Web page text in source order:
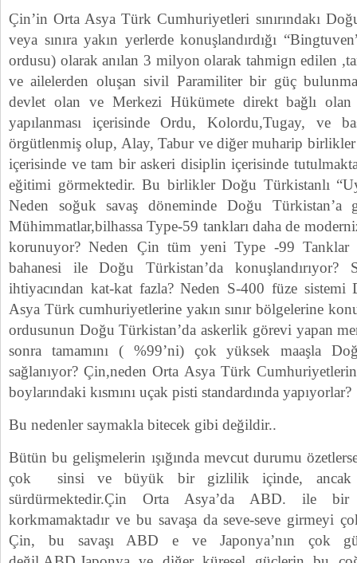
Çin’in Orta Asya Türk Cumhuriyetleri sınırındakı
veya sınıra yakın yerlerde konuşlandırdığı
ordusu) olarak anılan 3 milyon olarak tahmign edilen
ve ailelerden oluşan sivil Paramiliter bir güç
devlet olan ve Merkezi Hükümete direkt bağlı
yapılanması içerisinde Ordu, Kolordu,Tugay, ve
örgütlenmiş olup, Alay, Tabur ve diğer muharip birlikler
içerisinde ve tam bir askeri disiplin içerisinde
eğitimi görmektedir. Bu birlikler Doğu Türkistanlı
Neden soğuk savaş döneminde Doğu Türkistan’a
Mühimmatlar,bilhassa Type-59 tankları daha de
korunuyor? Neden Çin tüm yeni Type -99 Tanklar
bahanesi ile Doğu Türkistan’da konuşlandırıyor?
ihtiyacından kat-kat fazla? Neden S-400 füze sistemi
Asya Türk cumhuriyetlerine yakın sınır bölgelerine
ordusunun Doğu Türkistan’da askerlik görevi yapan
sonra tamamını ( %99’ni) çok yüksek maaşla
sağlanıyor? Çin,neden Orta Asya Türk
boylarındaki kısmını uçak pisti standardında yapıyorlar?
Bu nedenler saymakla bitecek gibi değildir..
Bütün bu gelişmelerin ışığında mevcut durumu
çok sinsi ve büyük bir gizlilik içinde, ancak
sürdürmektedir.Çin Orta Asya’da ABD. ile bir
korkmamaktadır ve bu savaşa da seve-seve girmeyi
Çin, bu savaşı ABD e ve Japonya’nın çok